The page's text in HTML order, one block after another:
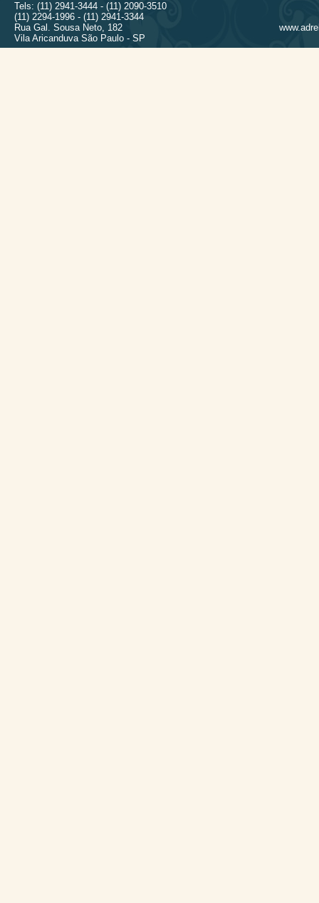
Tels: (11) 2941-3444 - (11) 2090-3510
(11) 2294-1996 - (11) 2941-3344
Rua Gal. Sousa Neto, 182
Vila Aricanduva São Paulo - SP